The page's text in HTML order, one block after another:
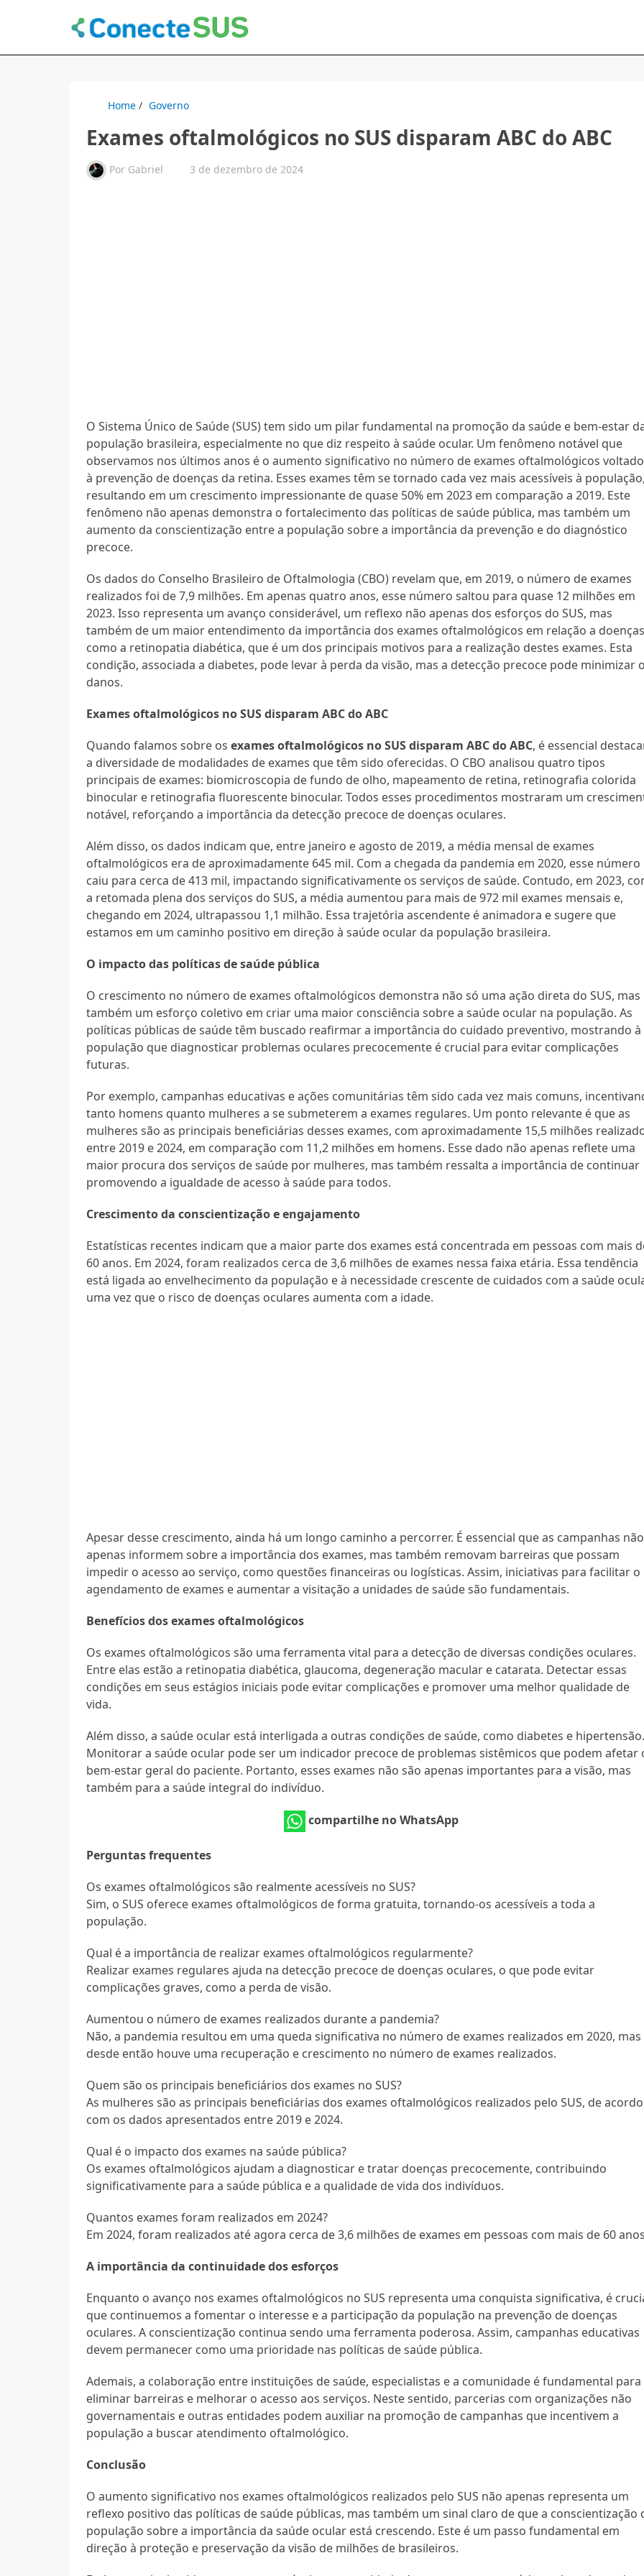
Home / Governo
Exames oftalmológicos no SUS disparam ABC do ABC
Por Gabriel 3 de dezembro de 2024
O Sistema Único de Saúde (SUS) tem sido um pilar fundamental na promoção da saúde e bem-estar
população brasileira, especialmente no que diz respeito à saúde ocular. Um fenômeno notável que
observamos nos últimos anos é o aumento significativo no número de exames oftalmológicos
à prevenção de doenças da retina. Esses exames têm se tornado cada vez mais acessíveis à
resultando em um crescimento impressionante de quase 50% em 2023 em comparação a 2019. Este
fenômeno não apenas demonstra o fortalecimento das políticas de saúde pública, mas também um
aumento da conscientização entre a população sobre a importância da prevenção e do diagnóstico
precoce.
Os dados do Conselho Brasileiro de Oftalmologia (CBO) revelam que, em 2019, o número de exames
realizados foi de 7,9 milhões. Em apenas quatro anos, esse número saltou para quase 12 milhões em
2023. Isso representa um avanço considerável, um reflexo não apenas dos esforços do SUS, mas
também de um maior entendimento da importância dos exames oftalmológicos em relação a
como a retinopatia diabética, que é um dos principais motivos para a realização destes exames. Esta
condição, associada a diabetes, pode levar à perda da visão, mas a detecção precoce pode minimizar
danos.
Exames oftalmológicos no SUS disparam ABC do ABC
Quando falamos sobre osexames oftalmológicos no SUS disparam ABC do ABC, é essencial
a diversidade de modalidades de exames que têm sido oferecidas. O CBO analisou quatro tipos
principais de exames: biomicroscopia de fundo de olho, mapeamento de retina, retinografia colorida
binocular e retinografia fluorescente binocular. Todos esses procedimentos mostraram um
notável, reforçando a importância da detecção precoce de doenças oculares.
Além disso, os dados indicam que, entre janeiro e agosto de 2019, a média mensal de exames
oftalmológicos era de aproximadamente 645 mil. Com a chegada da pandemia em 2020, esse número
caiu para cerca de 413 mil, impactando significativamente os serviços de saúde. Contudo, em 2023,
a retomada plena dos serviços do SUS, a média aumentou para mais de 972 mil exames mensais e,
chegando em 2024, ultrapassou 1,1 milhão. Essa trajetória ascendente é animadora e sugere que
estamos em um caminho positivo em direção à saúde ocular da população brasileira.
O impacto das políticas de saúde pública
O crescimento no número de exames oftalmológicos demonstra não só uma ação direta do SUS, mas
também um esforço coletivo em criar uma maior consciência sobre a saúde ocular na população. As
políticas públicas de saúde têm buscado reafirmar a importância do cuidado preventivo, mostrando à
população que diagnosticar problemas oculares precocemente é crucial para evitar complicações
futuras.
Por exemplo, campanhas educativas e ações comunitárias têm sido cada vez mais comuns,
tanto homens quanto mulheres a se submeterem a exames regulares. Um ponto relevante é que as
mulheres são as principais beneficiárias desses exames, com aproximadamente 15,5 milhões
entre 2019 e 2024, em comparação com 11,2 milhões em homens. Esse dado não apenas reflete uma
maior procura dos serviços de saúde por mulheres, mas também ressalta a importância de continuar
promovendo a igualdade de acesso à saúde para todos.
Crescimento da conscientização e engajamento
Estatísticas recentes indicam que a maior parte dos exames está concentrada em pessoas com mais
60 anos. Em 2024, foram realizados cerca de 3,6 milhões de exames nessa faixa etária. Essa tendência
está ligada ao envelhecimento da população e à necessidade crescente de cuidados com a saúde
uma vez que o risco de doenças oculares aumenta com a idade.
Apesar desse crescimento, ainda há um longo caminho a percorrer. É essencial que as campanhas não
apenas informem sobre a importância dos exames, mas também removam barreiras que possam
impedir o acesso ao serviço, como questões financeiras ou logísticas. Assim, iniciativas para facilitar o
agendamento de exames e aumentar a visitação a unidades de saúde são fundamentais.
Benefícios dos exames oftalmológicos
Os exames oftalmológicos são uma ferramenta vital para a detecção de diversas condições oculares.
Entre elas estão a retinopatia diabética, glaucoma, degeneração macular e catarata. Detectar essas
condições em seus estágios iniciais pode evitar complicações e promover uma melhor qualidade de
vida.
Além disso, a saúde ocular está interligada a outras condições de saúde, como diabetes e
Monitorar a saúde ocular pode ser um indicador precoce de problemas sistêmicos que podem afetar
bem-estar geral do paciente. Portanto, esses exames não são apenas importantes para a visão, mas
também para a saúde integral do indivíduo.
compartilhe no WhatsApp
Perguntas frequentes
Os exames oftalmológicos são realmente acessíveis no SUS?
Sim, o SUS oferece exames oftalmológicos de forma gratuita, tornando-os acessíveis a toda a
população.
Qual é a importância de realizar exames oftalmológicos regularmente?
Realizar exames regulares ajuda na detecção precoce de doenças oculares, o que pode evitar
complicações graves, como a perda de visão.
Aumentou o número de exames realizados durante a pandemia?
Não, a pandemia resultou em uma queda significativa no número de exames realizados em 2020, mas
desde então houve uma recuperação e crescimento no número de exames realizados.
Quem são os principais beneficiários dos exames no SUS?
As mulheres são as principais beneficiárias dos exames oftalmológicos realizados pelo SUS, de acordo
com os dados apresentados entre 2019 e 2024.
Qual é o impacto dos exames na saúde pública?
Os exames oftalmológicos ajudam a diagnosticar e tratar doenças precocemente, contribuindo
significativamente para a saúde pública e a qualidade de vida dos indivíduos.
Quantos exames foram realizados em 2024?
Em 2024, foram realizados até agora cerca de 3,6 milhões de exames em pessoas com mais de 60
A importância da continuidade dos esforços
Enquanto o avanço nos exames oftalmológicos no SUS representa uma conquista significativa, é
que continuemos a fomentar o interesse e a participação da população na prevenção de doenças
oculares. A conscientização continua sendo uma ferramenta poderosa. Assim, campanhas educativas
devem permanecer como uma prioridade nas políticas de saúde pública.
Ademais, a colaboração entre instituições de saúde, especialistas e a comunidade é fundamental para
eliminar barreiras e melhorar o acesso aos serviços. Neste sentido, parcerias com organizações não
governamentais e outras entidades podem auxiliar na promoção de campanhas que incentivem a
população a buscar atendimento oftalmológico.
Conclusão
O aumento significativo nos exames oftalmológicos realizados pelo SUS não apenas representa um
reflexo positivo das políticas de saúde públicas, mas também um sinal claro de que a conscientização
população sobre a importância da saúde ocular está crescendo. Este é um passo fundamental em
direção à proteção e preservação da visão de milhões de brasileiros.